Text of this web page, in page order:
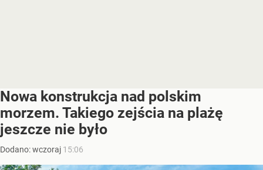
Nowa konstrukcja nad polskim
morzem. Takiego zejścia na plażę
jeszcze nie było
Dodano:wczoraj 15:06